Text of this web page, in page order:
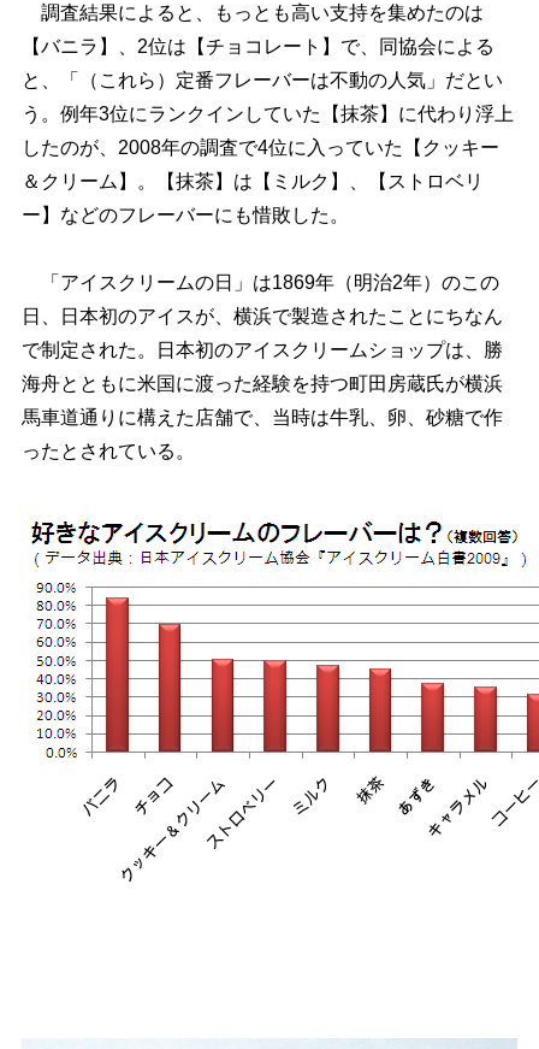
調査結果によると、もっとも高い支持を集めたのは
【バニラ】、2位は【チョコレート】で、同協会による
と、「（これら）定番フレーバーは不動の人気」だとい
う。例年3位にランクインしていた【抹茶】に代わり浮上
したのが、2008年の調査で4位に入っていた【クッキー
＆クリーム】。【抹茶】は【ミルク】、【ストロベリ
ー】などのフレーバーにも惜敗した。
「アイスクリームの日」は1869年（明治2年）のこの
日、日本初のアイスが、横浜で製造されたことにちなん
で制定された。日本初のアイスクリームショップは、勝
海舟とともに米国に渡った経験を持つ町田房蔵氏が横浜
馬車道通りに構えた店舗で、当時は牛乳、卵、砂糖で作
ったとされている。